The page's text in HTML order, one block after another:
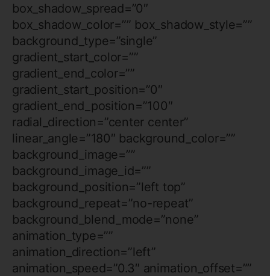
box_shadow_spread=”0″
box_shadow_color=”” box_shadow_style=””
background_type=”single”
gradient_start_color=””
gradient_end_color=””
gradient_start_position=”0″
gradient_end_position=”100″
radial_direction=”center center”
linear_angle=”180″ background_color=””
background_image=””
background_image_id=””
background_position=”left top”
background_repeat=”no-repeat”
background_blend_mode=”none”
animation_type=””
animation_direction=”left”
animation_speed=”0.3″ animation_offset=””